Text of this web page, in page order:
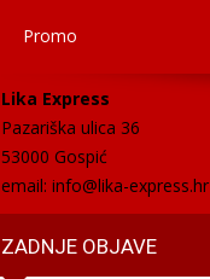
Promo
Lika Express
Pazariška ulica 36
53000 Gospić
email: info@lika-express.hr
ZADNJE OBJAVE